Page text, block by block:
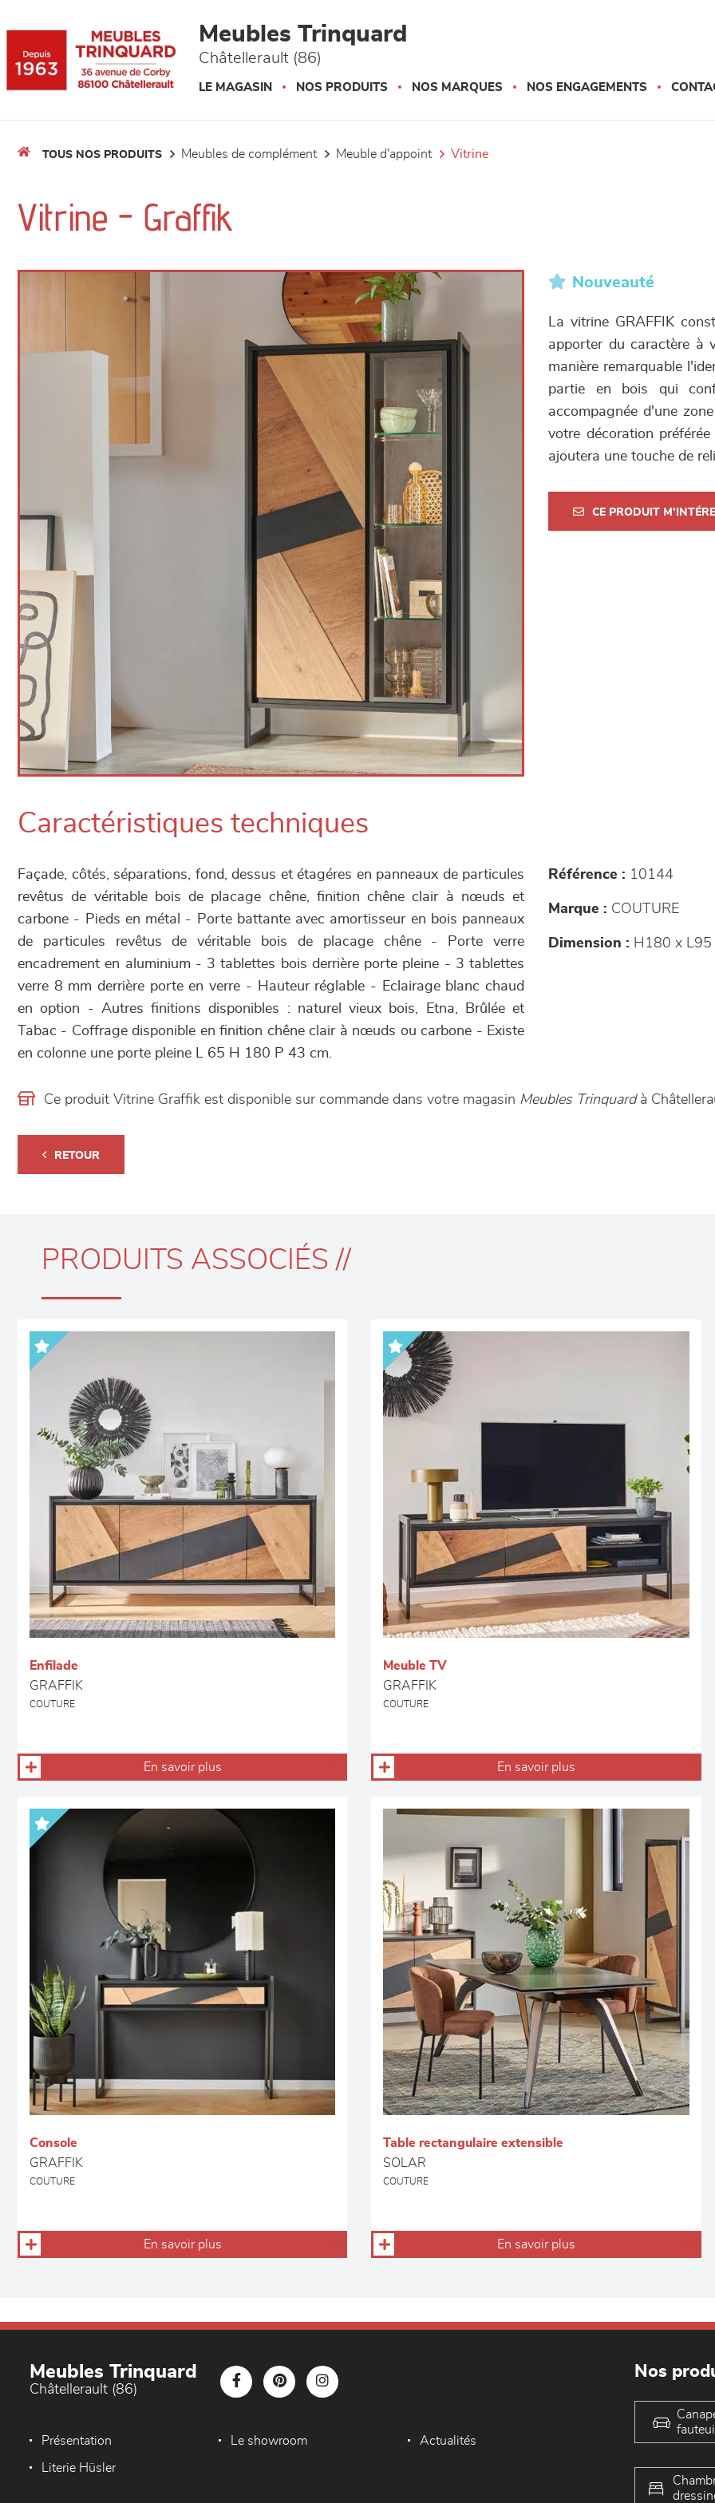
Meubles Trinquard
Châtellerault (86)
LE MAGASIN NOS PRODUITS NOS MARQUES NOS ENGAGEMENTS
TOUS NOS PRODUITS meubles de complément meuble d'appoint vitrine
Vitrine - Graffik
Nouveauté
La vitrine GRAFFIK
apporter du caractère à
manière remarquable
partie en bois qui
accompagnée d'une
votre décoration
ajoutera une touche de
CE PRODUIT
Caractéristiques techniques
Façade, côtés, séparations, fond, dessus et étagéres en panneaux de particules
revêtus de véritable bois de placage chêne, finition chêne clair à nœuds et
carbone - Pieds en métal - Porte battante avec amortisseur en bois panneaux
de particules revêtus de véritable bois de placage chêne - Porte verre
encadrement en aluminium - 3 tablettes bois derrière porte pleine - 3 tablettes
verre 8 mm derrière porte en verre - Hauteur réglable - Eclairage blanc chaud
en option - Autres finitions disponibles : naturel vieux bois, Etna, Brûlée et
Tabac - Coffrage disponible en finition chêne clair à nœuds ou carbone - Existe
en colonne une porte pleine L 65 H 180 P 43 cm.
Référence : 10144
Marque : COUTURE
Dimension : H180 x L95
Ce produit Vitrine Graffik est disponible sur commande dans votre magasin Meubles Trinquard à
RETOUR
PRODUITS ASSOCIÉS //
Enfilade
GRAFFIK
COUTURE
En savoir plus
Meuble TV
GRAFFIK
COUTURE
En savoir plus
Console
GRAFFIK
COUTURE
En savoir plus
Table rectangulaire extensible
SOLAR
COUTURE
En savoir plus
Meubles Trinquard
Châtellerault (86)
Présentation Le showroom Actualités
Literie Hüsler
Nos